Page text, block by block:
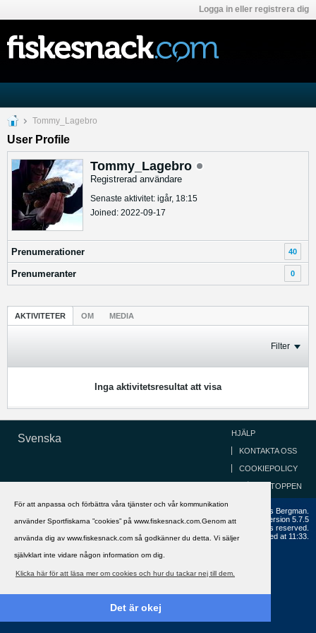
För att anpassa och förbättra våra tjänster och vår kommunikation
använder Sportfiskarna ”cookies” på www.fiskesnack.com.Genom att
använda dig av www.fiskesnack.com så godkänner du detta. Vi säljer
självklart inte vidare någon information om dig.
Klicka här för att läsa mer om cookies och hur du tackar nej till dem.
Det är okej
Logga in eller registrera dig
Tommy_Lagebro
User Profile
Tommy_Lagebro
Registrerad användare
Senaste aktivitet: igår, 18:15
Joined: 2022-09-17
Prenumerationer 40
Prenumeranter 0
AKTIVITETER OM MEDIA
Filter
Inga aktivitetsresultat att visa
Svenska HJÄLP
KONTAKTA OSS
COOKIEPOLICY
GÅ TILL TOPPEN
Copyright ©2002 - 2021, FiskeSnack.com. Grundad 2002 av Anders Bergman.
Powered byvBulletin®
Version 5.7.5
Copyright © 2026 MH Sub I, LLC dba vBulletin. All rights reserved.
All times are GMT+1. This page was generated at 11:33.